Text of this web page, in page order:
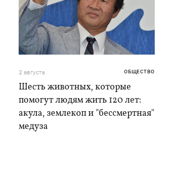
2 августа ОБЩЕСТВО
Шесть животных, которые
помогут людям жить 120 лет:
акула, землекоп и "бессмертная"
медуза